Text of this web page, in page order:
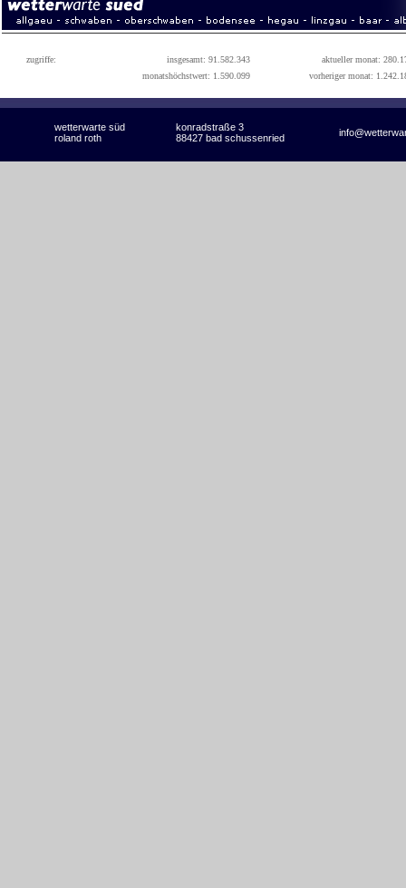
zugriffe: insgesamt: 91.582.343
aktueller monat:
monatshöchstwert: 1.590.099
vorheriger monat:
wetterwarte süd konradstraße 3
roland roth 88427 bad schussenried